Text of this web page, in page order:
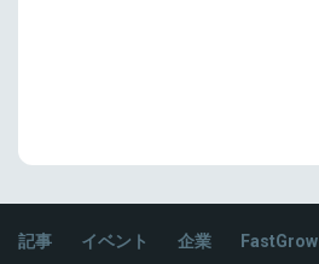
記事 イベント 企業